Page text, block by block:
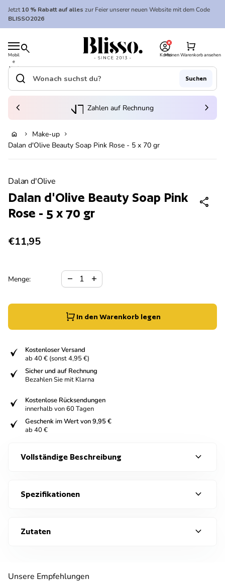
Zum Inhalt springen
Jetzt10 % Rabatt auf alles zur Feier unserer neuen Website mit dem Code
BLISSO2026
Mobil
e
Navi
gatio
search
Startseite
Konto
Meinen Warenkorb ansehen
shopping_cart
Startseite
Suche"
search Suchen
(Link öffnet in neuem Tab/Fenster)
Zahlen auf Rechnung
chevron_left chevron_right
home chevron_right Make-up chevron_right
Dalan d'Olive Beauty Soap Pink Rose - 5 x 70 gr
Dalan d'Olive
Dalan d'Olive Beauty Soap Pink
Rose - 5 x 70 gr
share
Regulärer Preis
€11,95
Menge:
Verringerung der Menge für
remove
Menge erhöhen für
add
In den Warenkorb legen
Kostenloser Versand
ab 40 € (sonst 4,95 €)
Sicher und auf Rechnung
Bezahlen Sie mit Klarna
Kostenlose Rücksendungen
innerhalb von 60 Tagen
Geschenk im Wert von 9,95 €
ab 40 €
Vollständige Beschreibung expand_more
Spezifikationen expand_more
Zutaten expand_more
Unsere Empfehlungen